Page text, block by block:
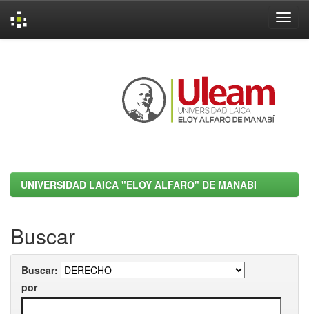
UNIVERSIDAD LAICA "ELOY ALFARO" DE MANABI
Buscar
Buscar:
por